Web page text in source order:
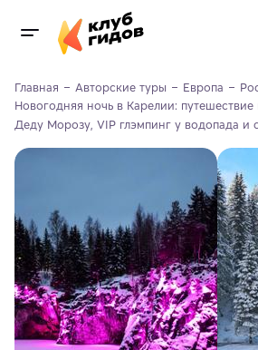
Главная Авторские туры Европа
Новогодняя ночь в Карелии: путешествие
Деду Морозу, VIP глэмпинг у водопада и